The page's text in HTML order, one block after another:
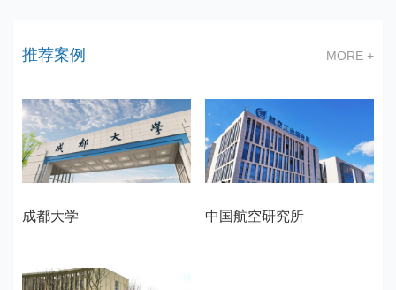
推荐案例 MORE +
成都大学 中国航空研究所